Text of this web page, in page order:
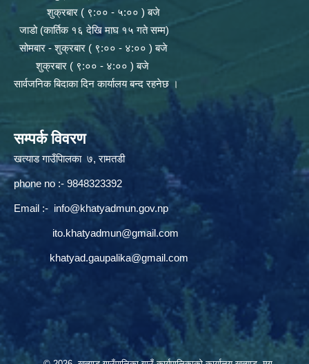
शुक्रबार ( ९:०० - ५:०० ) बजे
जाडो (कार्तिक १६ देखि माघ १५ गते सम्म)
सोमबार - शुक्रबार ( ९:०० - ४:०० ) बजे
शुक्रबार ( ९:०० - ४:०० ) बजे
सार्वजनिक बिदाका दिन कार्यालय बन्द रहनेछ ।
सम्पर्क विवरण
खत्याड गाउँपािलका ७, रामतडी
phone no :- 9848323392
Email :- info@khatyadmun.gov.np
ito.khatyadmun@gmail.com
khatyad.gaupalika@gmail.com